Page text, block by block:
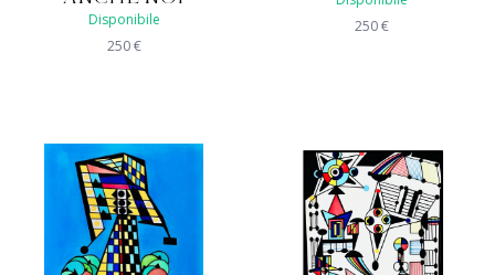
Disponibile
250€
250€